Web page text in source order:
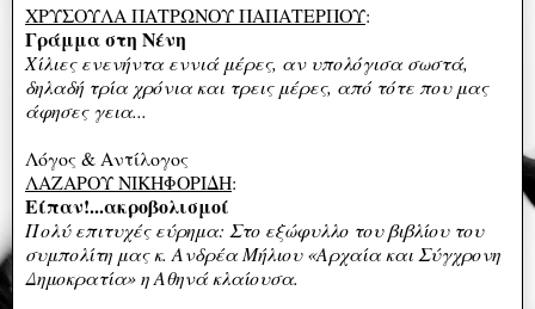
ΧΡΥΣΟΥΛΑ ΠΑΤΡΩΝΟΥ ΠΑΠΑΤΕΡΠΟΥ:
Γράμμα στη Νένη
Χίλιες ενενήντα εννιά μέρες, αν υπολόγισα σωστά,
δηλαδή τρία χρόνια και τρεις μέρες, από τότε που μας
άφησες γεια...
Λόγος & Αντίλογος
ΛΑΖΑΡΟΥ ΝΙΚΗΦΟΡΙΔΗ:
Είπαν!...ακροβολισμοί
Πολύ επιτυχές εύρημα: Στο εξώφυλλο του βιβλίου του
συμπολίτη μας κ. Ανδρέα Μήλιου «Αρχαία και Σύγχρονη
Δημοκρατία» η Αθηνά κλαίουσα.